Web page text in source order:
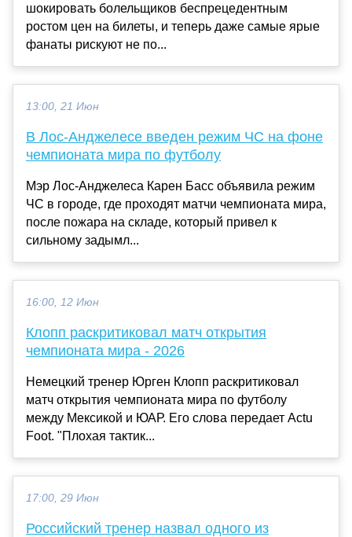
шокировать болельщиков беспрецедентным
ростом цен на билеты, и теперь даже самые ярые
фанаты рискуют не по...
13:00, 21 Июн
В Лос-Анджелесе введен режим ЧС на фоне
чемпионата мира по футболу
Мэр Лос-Анджелеса Карен Басс объявила режим
ЧС в городе, где проходят матчи чемпионата мира,
после пожара на складе, который привел к
сильному задымл...
16:00, 12 Июн
Клопп раскритиковал матч открытия
чемпионата мира - 2026
Немецкий тренер Юрген Клопп раскритиковал
матч открытия чемпионата мира по футболу
между Мексикой и ЮАР. Его слова передает Actu
Foot. "Плохая тактик...
17:00, 29 Июн
Российский тренер назвал одного из